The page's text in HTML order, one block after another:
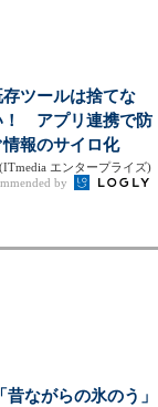
存ツールは捨てな
！ アプリ連携で防
情報のサイロ化
エンタープライズ)
by
「昔ながらの氷のう」